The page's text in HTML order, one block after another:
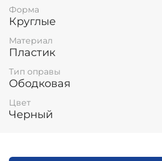
Форма
Круглые
Материал
Пластик
Тип оправы
Ободковая
Цвет
Черный